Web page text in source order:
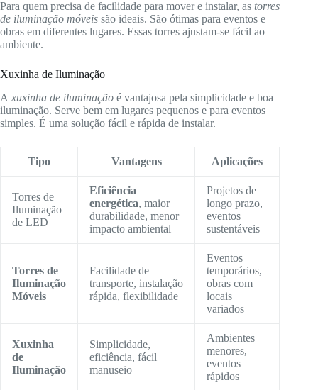
Para quem precisa de facilidade para mover e instalar, as torres
de iluminação móveis são ideais. São ótimas para eventos e
obras em diferentes lugares. Essas torres ajustam-se fácil ao
ambiente.
Xuxinha de Iluminação
A xuxinha de iluminação é vantajosa pela simplicidade e boa
iluminação. Serve bem em lugares pequenos e para eventos
simples. É uma solução fácil e rápida de instalar.
Tipo Vantagens Aplicações
Torres de
Iluminação
de LED
Eficiência
energética, maior
durabilidade, menor
impacto ambiental
Projetos de
longo prazo,
eventos
sustentáveis
Torres de
Iluminação
Móveis
Facilidade de
transporte, instalação
rápida, flexibilidade
Eventos
temporários,
obras com
locais
variados
Xuxinha
de
Iluminação
Simplicidade,
eficiência, fácil
manuseio
Ambientes
menores,
eventos
rápidos